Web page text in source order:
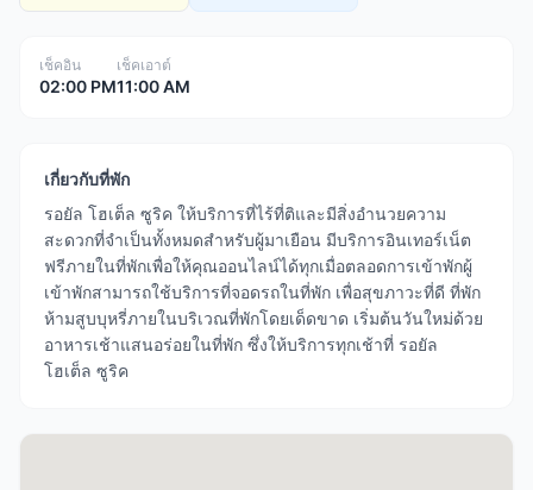
เช็คอิน
02:00 PM
เช็คเอาต์
11:00 AM
เกี่ยวกับที่พัก
รอยัล โฮเต็ล ซูริค ให้บริการที่ไร้ที่ติและมีสิ่งอำนวยความ
สะดวกที่จำเป็นทั้งหมดสำหรับผู้มาเยือน มีบริการอินเทอร์เน็ต
ฟรีภายในที่พักเพื่อให้คุณออนไลน์ได้ทุกเมื่อตลอดการเข้าพักผู้
เข้าพักสามารถใช้บริการที่จอดรถในที่พัก เพื่อสุขภาวะที่ดี ที่พัก
ห้ามสูบบุหรี่ภายในบริเวณที่พักโดยเด็ดขาด เริ่มต้นวันใหม่ด้วย
อาหารเช้าแสนอร่อยในที่พัก ซึ่งให้บริการทุกเช้าที่ รอยัล
โฮเต็ล ซูริค